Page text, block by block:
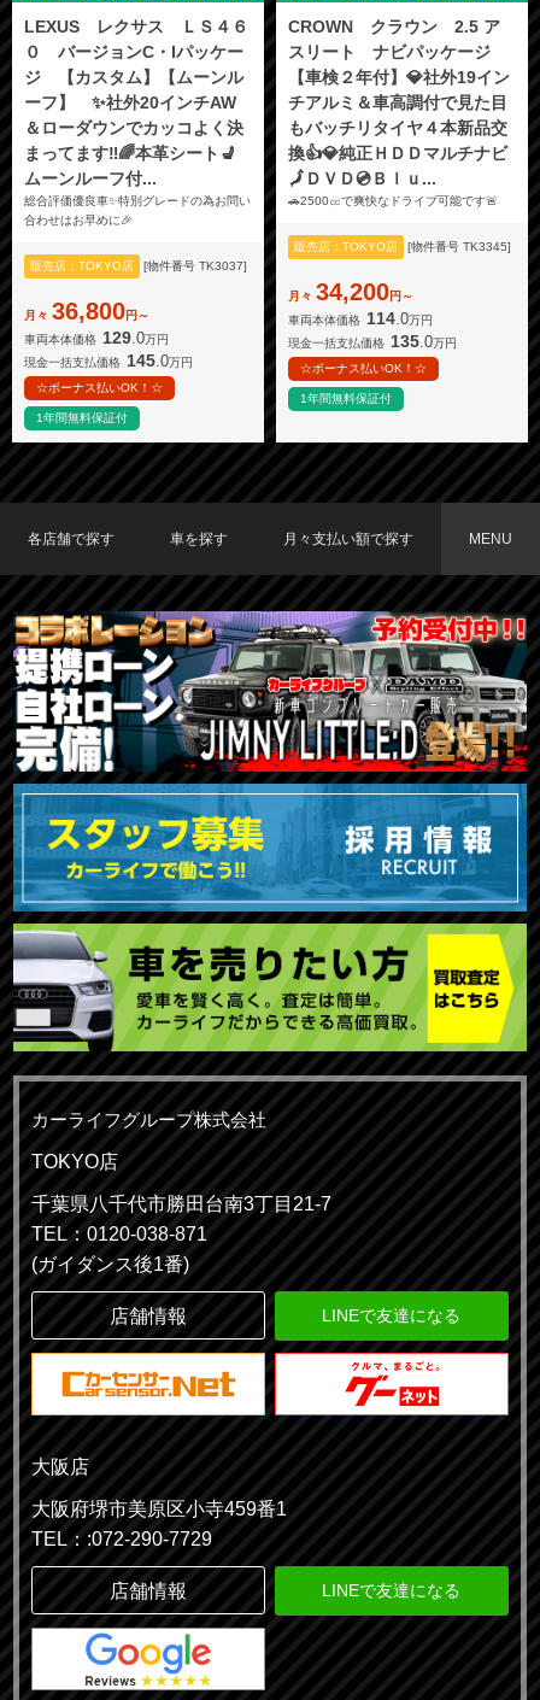
LEXUS レクサス ＬＳ４６
０ バージョンC・Iパッケー
ジ 【カスタム】【ムーンル
ーフ】 ✨社外20インチAW
＆ローダウンでカッコよく決
まってます‼️🌈本革シート💺
ムーンルーフ付...
総合評価優良車✨特別グレードの為お問い
合わせはお早めに🎉
販売店：TOKYO店 [物件番号 TK3037]
月々 36,800円～
車両本体価格 129.0万円
現金一括支払価格 145 .0万円
☆ボーナス払いOK！☆
1年間無料保証付
CROWN クラウン 2.5 ア
スリート ナビパッケージ
【車検２年付】💎社外19イン
チアルミ＆車高調付で見た目
もバッチリタイヤ４本新品交
換👍💎純正ＨＤＤマルチナビ
🗾ＤＶＤ💿Ｂｌｕ...
🚗2500㏄で爽快なドライブ可能です🚨
販売店：TOKYO店 [物件番号 TK3345]
月々 34,200円～
車両本体価格 114.0万円
現金一括支払価格 135 .0万円
☆ボーナス払いOK！☆
1年間無料保証付
各店舗で探す
TOKYO店在庫車両
大阪店在庫車両
福岡店在庫車両
車を探す
車種で探す
メーカーで探す
月々支払い額で探す
〜19,999円
20,000円〜29,999円
30,000円〜39,999円
40,000円〜49,999円
50,000円〜
MENU
カーライフグループ株式会社
TOKYO店
千葉県八千代市勝田台南3丁目21-7
TEL：0120-038-871
(ガイダンス後1番)
店舗情報 LINEで友達になる
大阪店
大阪府堺市美原区小寺459番1
TEL：:072-290-7729
店舗情報 LINEで友達になる